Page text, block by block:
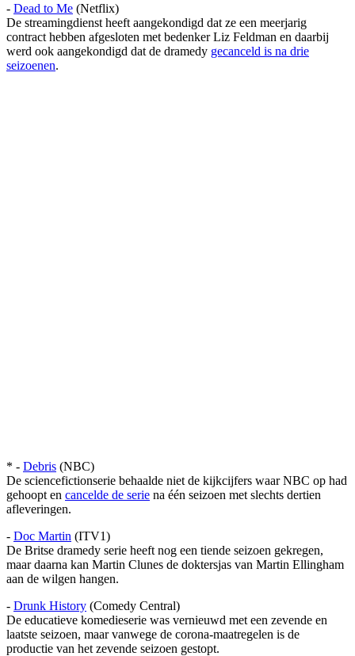
- Dead to Me (Netflix)
De streamingdienst heeft aangekondigd dat ze een meerjarig
contract hebben afgesloten met bedenker Liz Feldman en daarbij
werd ook aangekondigd dat de dramedy gecanceld is na drie
seizoenen.
* - Debris (NBC)
De sciencefictionserie behaalde niet de kijkcijfers waar NBC op had
gehoopt en cancelde de serie na één seizoen met slechts dertien
afleveringen.
- Doc Martin (ITV1)
De Britse dramedy serie heeft nog een tiende seizoen gekregen,
maar daarna kan Martin Clunes de doktersjas van Martin Ellingham
aan de wilgen hangen.
- Drunk History (Comedy Central)
De educatieve komedieserie was vernieuwd met een zevende en
laatste seizoen, maar vanwege de corona-maatregelen is de
productie van het zevende seizoen gestopt.